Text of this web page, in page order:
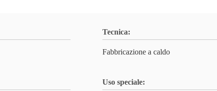
Tecnica:
Fabbricazione a caldo
Uso speciale: